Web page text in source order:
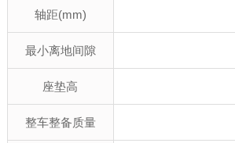
轴距(mm)
最小离地间隙
座垫高
整车整备质量